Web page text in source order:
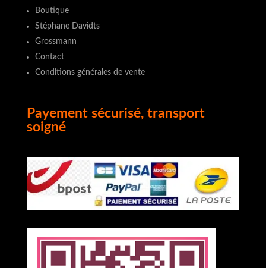
Boutique
Stéphane Davidts
Grossmann
Contact
Conditions générales de vente
Payement sécurisé, transport
soigné